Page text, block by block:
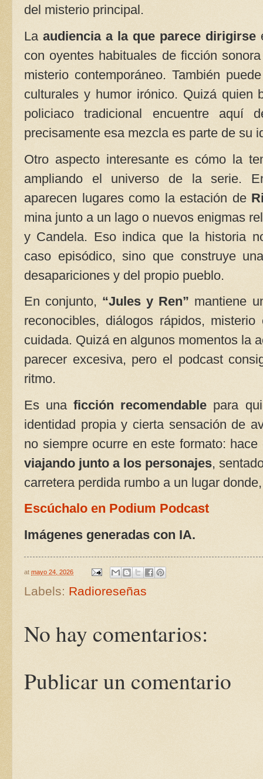
del misterio principal.
La audiencia a la que parece dirigirse
con oyentes habituales de ficción
misterio contemporáneo. También
culturales y humor irónico. Quizá quien
policiaco tradicional encuentre aquí
precisamente esa mezcla es parte de su
Otro aspecto interesante es cómo la
ampliando el universo de la serie.
aparecen lugares como la estación de
mina junto a un lago o nuevos enigmas
y Candela. Eso indica que la historia
caso episódico, sino que construye
desapariciones y del propio pueblo.
En conjunto, “Jules y Ren” mantiene
reconocibles, diálogos rápidos,
cuidada. Quizá en algunos momentos la
parecer excesiva, pero el podcast
ritmo.
Es una ficción recomendable para
identidad propia y cierta sensación de
no siempre ocurre en este formato:
viajando junto a los personajes,
carretera perdida rumbo a un lugar
Escúchalo en Podium Podcast
Imágenes generadas con IA.
at mayo 24, 2026
Labels: Radioreseñas
No hay comentarios:
Publicar un comentario